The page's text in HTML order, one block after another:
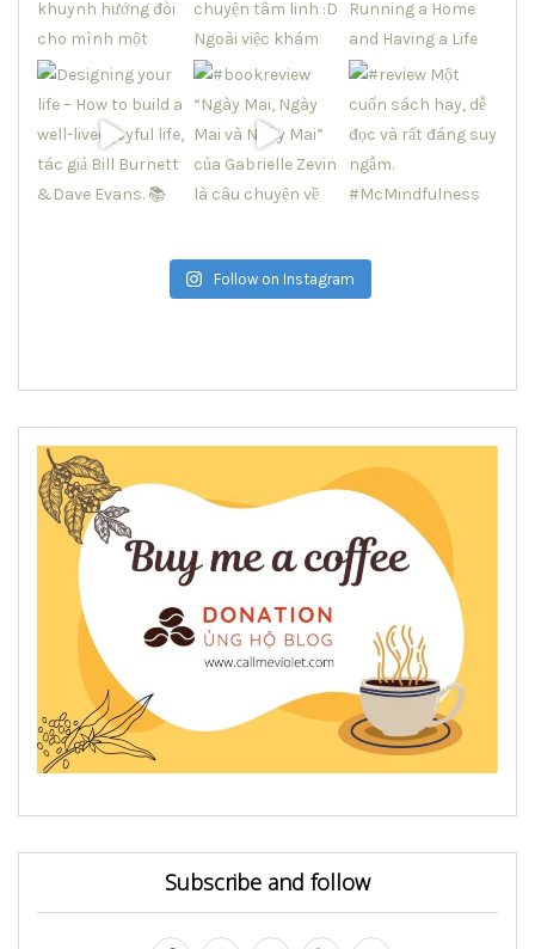
Follow on Instagram
Subscribe and follow